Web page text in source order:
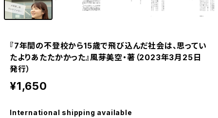
『7年間の不登校から15歳で飛び込んだ社会は、思ってい
たよりあたたかかった』風芽美空・著（2023年3月25日
発行）
¥1,650
International shipping available